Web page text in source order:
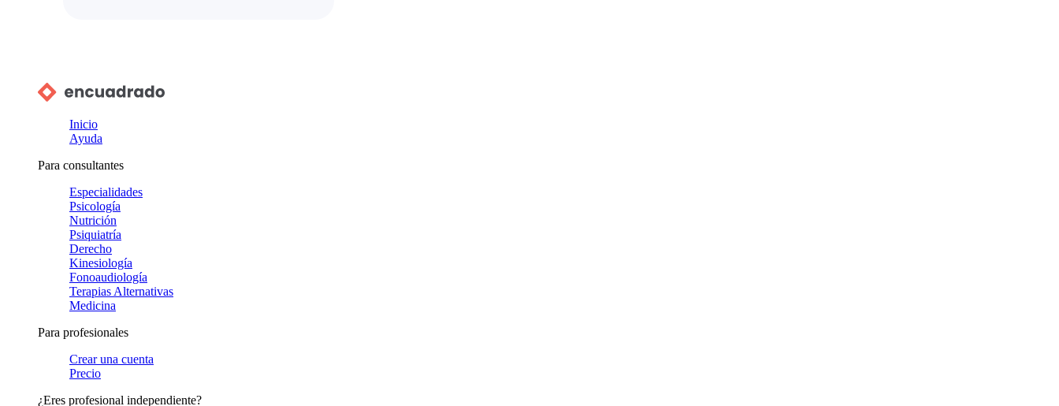
Inicio
Ayuda
Para consultantes
Especialidades
Psicología
Nutrición
Psiquiatría
Derecho
Kinesiología
Fonoaudiología
Terapias Alternativas
Medicina
Para profesionales
Crear una cuenta
Precio
¿Eres profesional independiente?